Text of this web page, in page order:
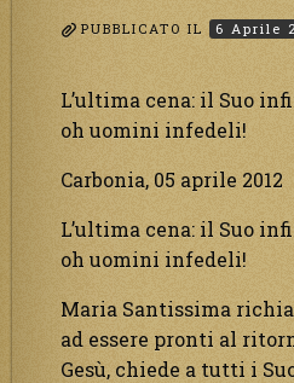
PUBBLICATO IL 6 Aprile
L’ultima cena: il Suo
oh uomini infedeli!
Carbonia, 05 aprile 2012
L’ultima cena: il Suo
oh uomini infedeli!
Maria Santissima
ad essere pronti al
Gesù, chiede a tutti i